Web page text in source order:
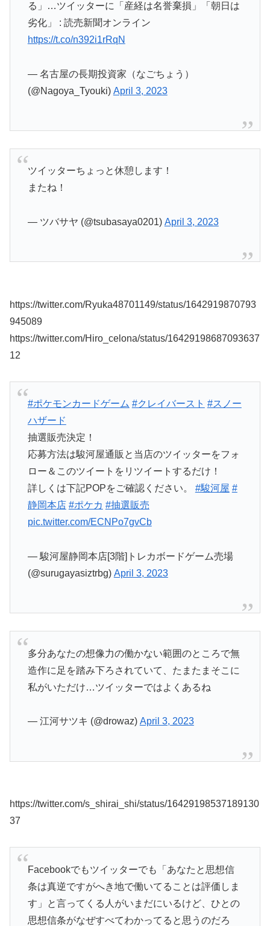
る」…ツイッターに「産経は名誉棄損」「朝日は
劣化」 : 読売新聞オンライン
https://t.co/n392i1rRqN
— 名古屋の長期投資家（なごちょう）
(@Nagoya_Tyouki) April 3, 2023
ツイッターちょっと休憩します！
またね！
— ツバサヤ (@tsubasaya0201) April 3, 2023
https://twitter.com/Ryuka48701149/status/1642919870793
945089
https://twitter.com/Hiro_celona/status/16429198687093637
12
#ポケモンカードゲーム #クレイバースト #スノー
ハザード
抽選販売決定！
応募方法は駿河屋通販と当店のツイッターをフォ
ロー＆このツイートをリツイートするだけ！
詳しくは下記POPをご確認ください。 #駿河屋 #
静岡本店 #ポケカ #抽選販売
pic.twitter.com/ECNPo7gvCb
— 駿河屋静岡本店[3階]トレカボードゲーム売場
(@surugayasiztrbg) April 3, 2023
多分あなたの想像力の働かない範囲のところで無
造作に足を踏み下ろされていて、たまたまそこに
私がいただけ…ツイッターではよくあるね
— 江河サツキ (@drowaz) April 3, 2023
https://twitter.com/s_shirai_shi/status/16429198537189130
37
Facebookでもツイッターでも「あなたと思想信
条は真逆ですがへき地で働いてることは評価しま
す」と言ってくる人がいまだにいるけど、ひとの
思想信条がなぜすべてわかってると思うのだろ